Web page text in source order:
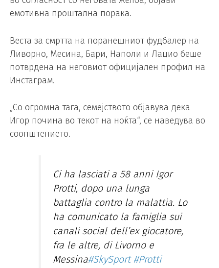
емотивна проштална порака.
Веста за смртта на поранешниот фудбалер на
Ливорно, Месина, Бари, Наполи и Лацио беше
потврдена на неговиот официјален профил на
Инстаграм.
„Со огромна тага, семејството објавува дека
Игор почина во текот на ноќта“, се наведува во
соопштението.
Ci ha lasciati a 58 anni Igor
Protti, dopo una lunga
battaglia contro la malattia. Lo
ha comunicato la famiglia sui
canali social dell’ex giocatore,
fra le altre, di Livorno e
Messina#SkySport #Protti